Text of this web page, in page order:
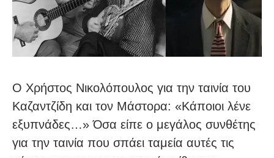
Ο Χρήστος Νικολόπουλος για την ταινία του
Καζαντζίδη και τον Μάστορα: «Κάποιοι λένε
εξυπνάδες…» Όσα είπε ο μεγάλος συνθέτης
για την ταινία που σπάει ταμεία αυτές τις